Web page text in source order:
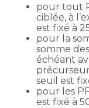
pour tout
ciblée, à
est fixé à
pour la
somme
échéant
seuil est
pour les
est fixé à